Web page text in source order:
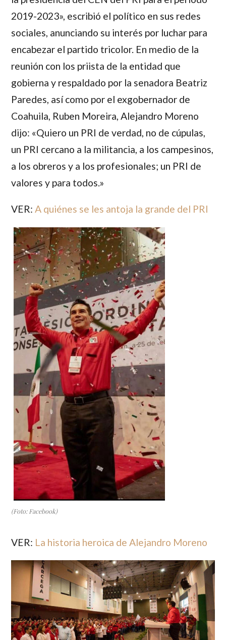
2019-2023», escribió el político en sus redes
sociales, anunciando su interés por luchar para
encabezar el partido tricolor. En medio de la
reunión con los priista de la entidad que
gobierna y respaldado por la senadora Beatriz
Paredes, así como por el exgobernador de
Coahuila, Ruben Moreira, Alejandro Moreno
dijo: «Quiero un PRI de verdad, no de cúpulas,
un PRI cercano a la militancia, a los campesinos,
a los obreros y a los profesionales; un PRI de
valores y para todos.»
VER:A quiénes se les antoja la grande del PRI
(Foto: Facebook)
VER: La historia heroica de Alejandro Moreno